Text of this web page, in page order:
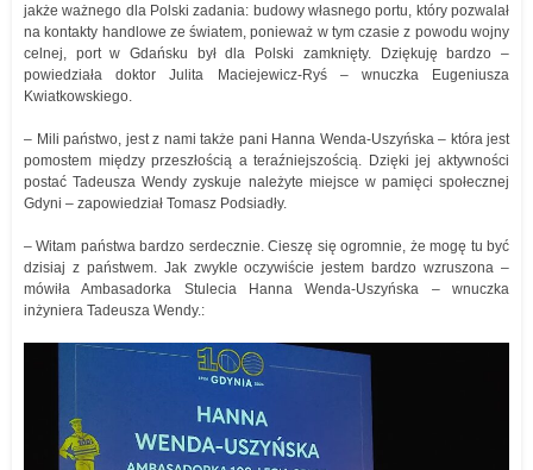
jakże ważnego dla Polski zadania: budowy własnego portu, który pozwalał
na kontakty handlowe ze światem, ponieważ w tym czasie z powodu wojny
celnej, port w Gdańsku był dla Polski zamknięty. Dziękuję bardzo –
powiedziała doktor Julita Maciejewicz-Ryś – wnuczka Eugeniusza
Kwiatkowskiego.
– Mili państwo, jest z nami także pani Hanna Wenda-Uszyńska – która jest
pomostem między przeszłością a teraźniejszością. Dzięki jej aktywności
postać Tadeusza Wendy zyskuje należyte miejsce w pamięci społecznej
Gdyni – zapowiedział Tomasz Podsiadły.
– Witam państwa bardzo serdecznie. Cieszę się ogromnie, że mogę tu być
dzisiaj z państwem. Jak zwykle oczywiście jestem bardzo wzruszona –
mówiła Ambasadorka Stulecia Hanna Wenda-Uszyńska – wnuczka
inżyniera Tadeusza Wendy.: